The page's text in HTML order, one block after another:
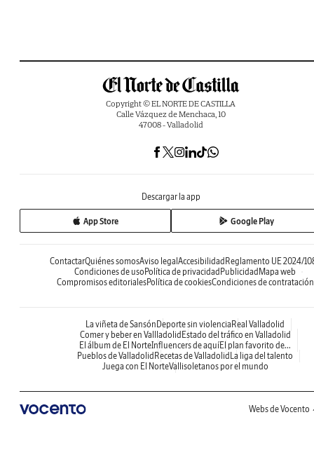
Copyright © EL NORTE DE CASTILLA
Calle Vázquez de Menchaca, 10
47008 - Valladolid
Descargar la app
App Store Google Play
ContactarQuiénes somosAviso legal Accesibilidad Reglamento UE 2024/
Condiciones de uso Política de privacidad Publicidad Mapa web
Compromisos editorialesPolítica de cookiesCondiciones de contratación
La viñeta de Sansón Deporte sin violencia Real Valladolid
Comer y beber en Vallladolid Estado del tráfico en Valladolid
El álbum de El NorteInfluencers de aquíEl plan favorito de...
Pueblos de Valladolid Recetas de Valladolid La liga del talento
Juega con El NorteVallisoletanos por el mundo
Webs de Vocento